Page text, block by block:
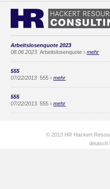
Arbeitslosenquote 2023
08.06.2023 Arbeitslosenquote ›mehr
555
07/22/2013 555 ›mehr
555
07/22/2013 555 ›mehr
© 2013 HR Hackert
deutsch l